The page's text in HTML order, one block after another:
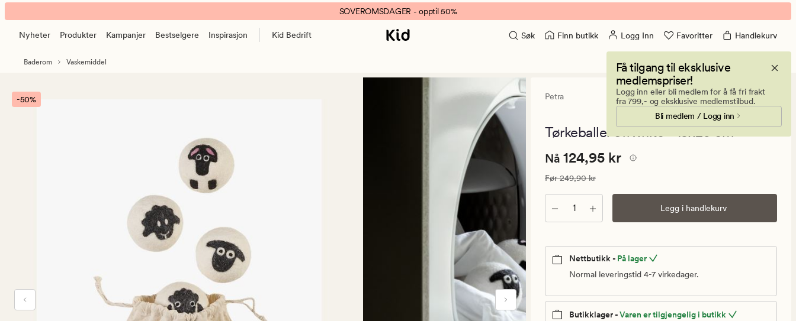
Petra
tørkeballer
offwhite
banner.
Klikk
pause.
SOVEROMSDAGER - opptil 50%
Nyheter Produkter Kampanjer Bestselgere Inspirasjon Kid Bedrift Søk Finn butikk Logg Inn Favoritter Handlekurv
Få tilgang til eksklusive
medlemspriser!
Logg inn eller bli medlem for å få fri frakt
fra 799,- og eksklusive medlemstilbud.
Bli medlem / Logg inn
Baderom Vaskemiddel
-50% Petra
11
anmeldelser
en
4.5
Tørkeballer offwhite - 15x20 cm
Nåværende
124,95
kr.
Vanlig
pris
Nåværende pris
Nå 124,95 kr
Vanlig pris 249,90 kr
Før249,90 kr
Antall Legg i handlekurv
Nettbutikk - På lager
Normal leveringstid 4-7 virkedager.
Butikklager -Varen er tilgjengelig i butikk